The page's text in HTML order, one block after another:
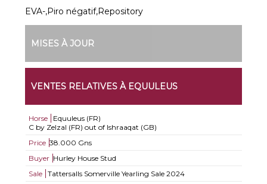
EVA-,Piro négatif,Repository
MISES À JOUR
VENTES RELATIVES À EQUULEUS
Horse
Equuleus (FR)
C by Zelzal (FR) out of Ishraaqat (GB)
Price 38.000 Gns
Buyer Hurley House Stud
Sale
Tattersalls Somerville Yearling Sale 2024